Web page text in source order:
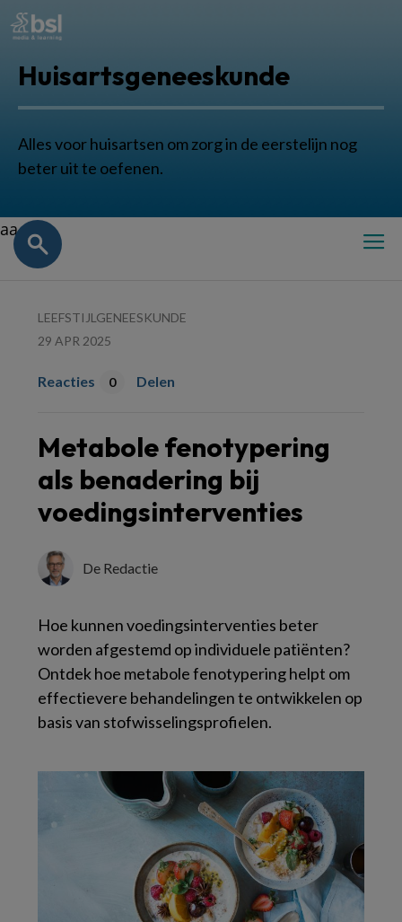
Huisartsgeneeskunde
Alles voor huisartsen om zorg in de eerstelijn nog
beter uit te oefenen.
aa
LEEFSTIJLGENEESKUNDE
29 APR 2025
Reacties 0 Delen
Metabole fenotypering
als benadering bij
voedingsinterventies
De Redactie
Hoe kunnen voedingsinterventies beter
worden afgestemd op individuele patiënten?
Ontdek hoe metabole fenotypering helpt om
effectievere behandelingen te ontwikkelen op
basis van stofwisselingsprofielen.